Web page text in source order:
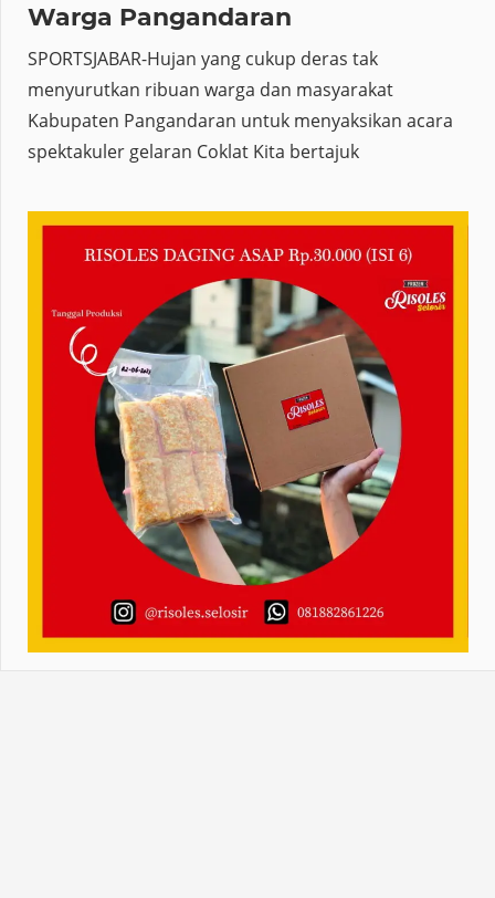
Spektakuler, Jadi Magnet Bagi
Warga Pangandaran
SPORTSJABAR-Hujan yang cukup deras tak
menyurutkan ribuan warga dan masyarakat
Kabupaten Pangandaran untuk menyaksikan acara